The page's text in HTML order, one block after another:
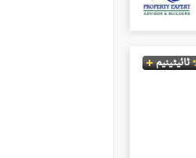
ٹائیٹینیم